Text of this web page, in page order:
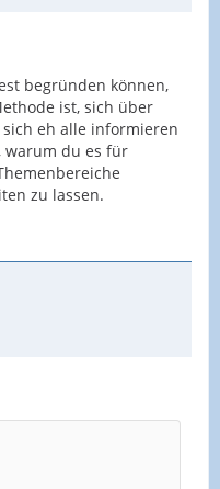
begründen können,
ist, sich über
eh alle informieren
warum du es für
zu lassen.